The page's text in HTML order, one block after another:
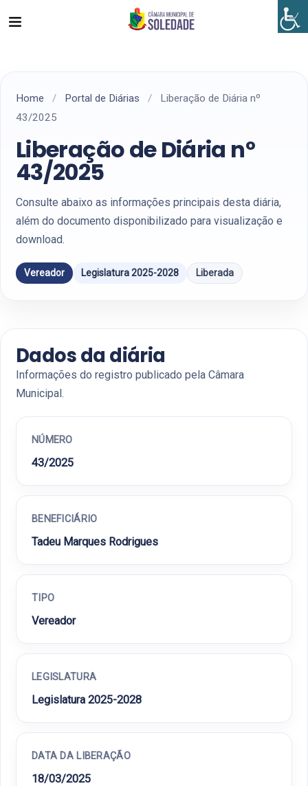
Home / Portal de Diárias /
Liberação de Diária nº
43/2025
Liberação de Diária nº
43/2025
Consulte abaixo as informações principais desta diária,
além do documento disponibilizado para visualização e
download.
Vereador Legislatura 2025-2028 Liberada
Dados da diária
Informações do registro publicado pela Câmara
Municipal.
NÚMERO
43/2025
BENEFICIÁRIO
Tadeu Marques Rodrigues
TIPO
Vereador
LEGISLATURA
Legislatura 2025-2028
DATA DA LIBERAÇÃO
18/03/2025